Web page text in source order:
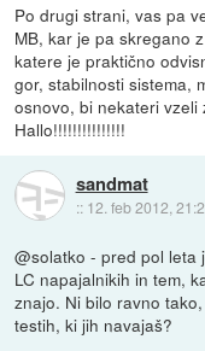
Po drugi strani, vas pa
MB, kar je pa skregano
katere je praktično
gor, stabilnosti sistema,
osnovo, bi nekateri
Hallo!!!!!!!!!!!!!!!
sandmat
:: 12. feb 2012,
@solatko - pred pol leta
LC napajalnikih in tem,
znajo. Ni bilo ravno
testih, ki jih navajaš?